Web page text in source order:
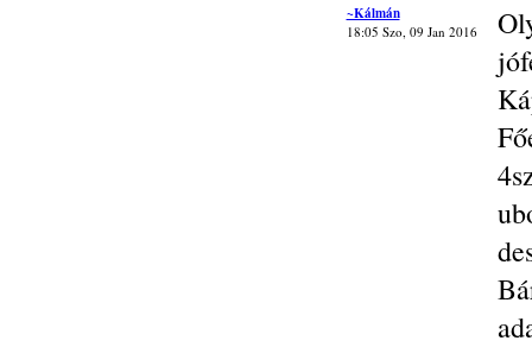
~Kálmán
18:05 Szo, 09 Jan 2016